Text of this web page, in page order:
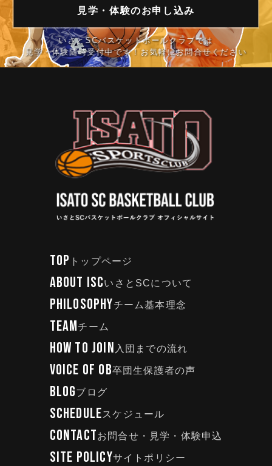
見学・体験のお申し込み
いさとSCバスケットボールクラブでは
見学・体験随時受付中です！お気軽にお問合せください
TOP トップページ
ABOUT ISCいさとSCについて
PHILOSOPHYチーム基本理念
TEAMチーム
HOW TO JOIN 入団までの流れ
VOICE OF OB卒団生保護者の声
BLOGブログ
SCHEDULEスケジュール
CONTACTお問合せ・見学・体験申込
SITE POLICYサイトポリシー